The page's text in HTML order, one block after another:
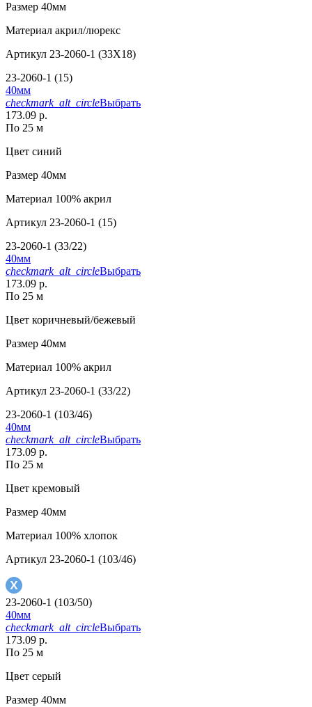
Размер 40мм
Материал акрил/люрекс
Артикул 23-2060-1 (33X18)
23-2060-1 (15)
40мм
checkmark_alt_circleВыбрать
173.09 р.
По 25 м
Цвет синий
Размер 40мм
Материал 100% акрил
Артикул 23-2060-1 (15)
23-2060-1 (33/22)
40мм
checkmark_alt_circleВыбрать
173.09 р.
По 25 м
Цвет коричневый/бежевый
Размер 40мм
Материал 100% акрил
Артикул 23-2060-1 (33/22)
23-2060-1 (103/46)
40мм
checkmark_alt_circleВыбрать
173.09 р.
По 25 м
Цвет кремовый
Размер 40мм
Материал 100% хлопок
Артикул 23-2060-1 (103/46)
23-2060-1 (103/50)
40мм
checkmark_alt_circleВыбрать
173.09 р.
По 25 м
Цвет серый
Размер 40мм